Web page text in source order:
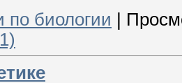
биологии